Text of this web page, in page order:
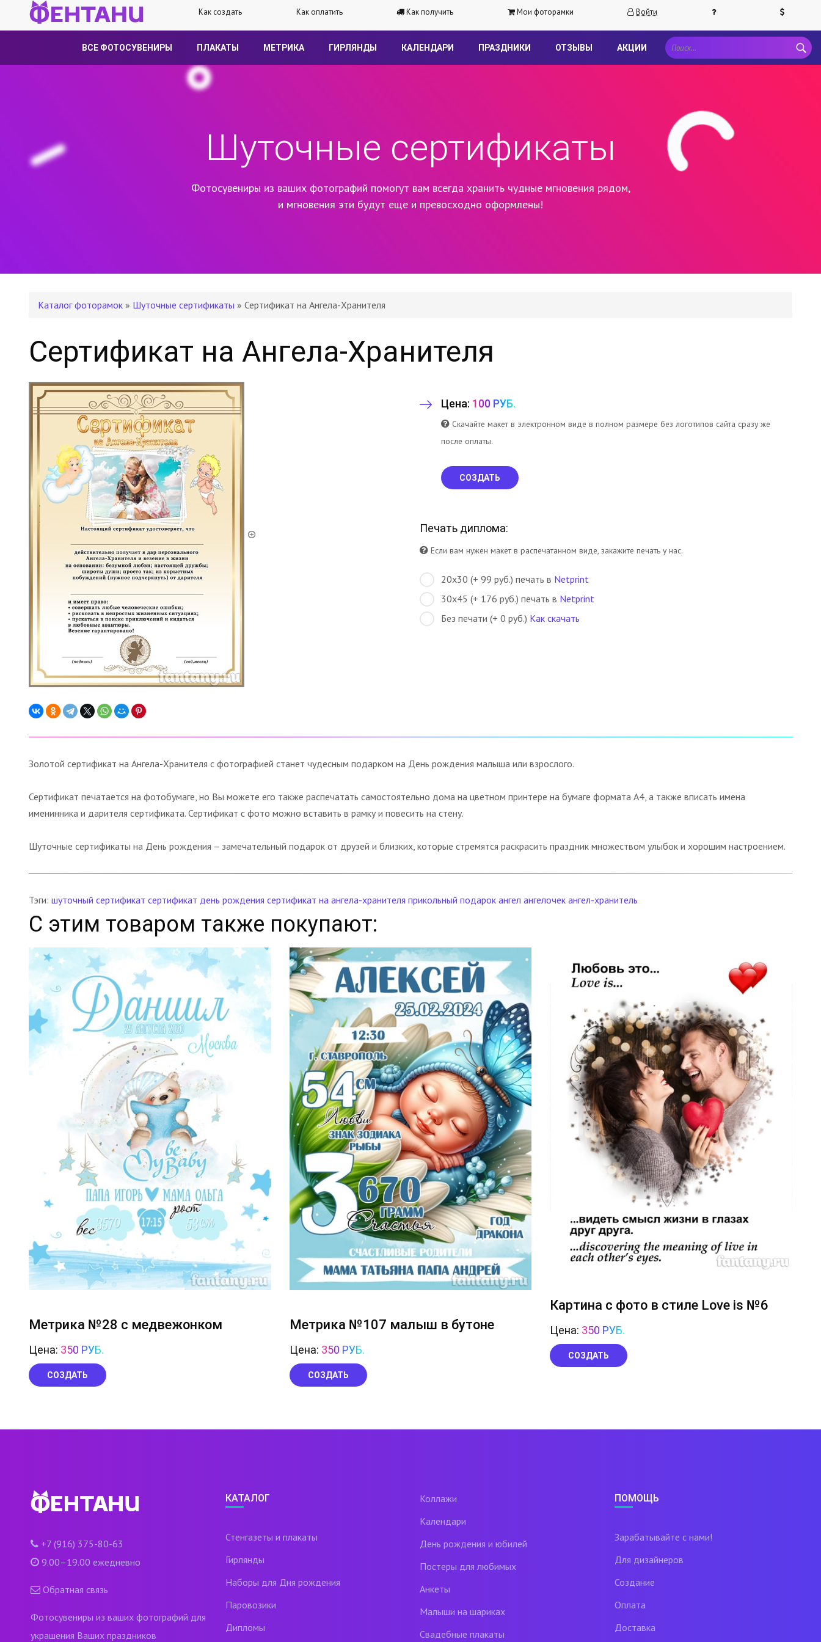
Как создать Как оплатить Как получить Мои фоторамки Войти
ВСЕ ФОТОСУВЕНИРЫ ПЛАКАТЫ МЕТРИКА ГИРЛЯНДЫ КАЛЕНДАРИ ПРАЗДНИКИ ОТЗЫВЫ АКЦИИ
Шуточные сертификаты
Фотосувениры из ваших фотографий помогут вам всегда хранить чудные мгновения рядом,
и мгновения эти будут еще и превосходно оформлены!
Каталог фоторамок » Шуточные сертификаты » Сертификат на Ангела-Хранителя
Сертификат на Ангела-Хранителя
Цена: 100 РУБ.
Скачайте макет в электронном виде в полном размере без логотипов сайта сразу же
после оплаты.
СОЗДАТЬ
Печать диплома:
Если вам нужен макет в распечатанном виде, закажите печать у нас.
20х30 (+ 99 руб.) печать в Netprint
30х45 (+ 176 руб.) печать в Netprint
Без печати (+ 0 руб.) Как скачать
Золотой сертификат на Ангела-Хранителя с фотографией станет чудесным подарком на День рождения малыша или взрослого.
Сертификат печатается на фотобумаге, но Вы можете его также распечатать самостоятельно дома на цветном принтере на бумаге формата А4, а также вписать имена
именинника и дарителя сертификата. Сертификат с фото можно вставить в рамку и повесить на стену.
Шуточные сертификаты на День рождения – замечательный подарок от друзей и близких, которые стремятся раскрасить праздник множеством улыбок и хорошим настроением.
Тэги: шуточный сертификат сертификат день рождения сертификат на ангела-хранителя прикольный подарок ангел ангелочек ангел-хранитель
С этим товаром также покупают:
Метрика №28 с медвежонком
Цена: 350 РУБ.
СОЗДАТЬ
Метрика №107 малыш в бутоне
Цена: 350 РУБ.
СОЗДАТЬ
Картина с фото в стиле Love is №6
Цена: 350 РУБ.
СОЗДАТЬ
+7 (916) 375-80-63
9.00–19.00 ежедневно
Обратная связь
Фотосувениры из ваших фотографий для
украшения Ваших праздников
КАТАЛОГ
Стенгазеты и плакаты
Гирлянды
Наборы для Дня рождения
Паровозики
Дипломы
Коллажи
Календари
День рождения и юбилей
Постеры для любимых
Анкеты
Малыши на шариках
Свадебные плакаты
ПОМОЩЬ
Зарабатывайте с нами!
Для дизайнеров
Создание
Оплата
Доставка